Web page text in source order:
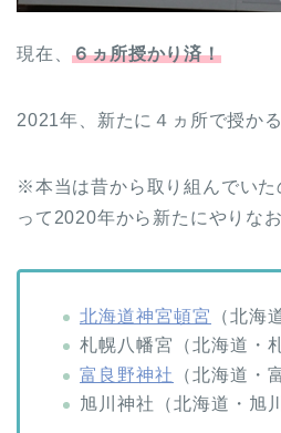
現在、６ヵ所授かり済！
2021年、新たに４ヵ所で授かる
※本当は昔から取り組んでいた
って2020年から新たにやりなお
北海道神宮頓宮
（北海
札幌八幡宮（北海道・
富良野神社
（北海道・
旭川神社（北海道・旭